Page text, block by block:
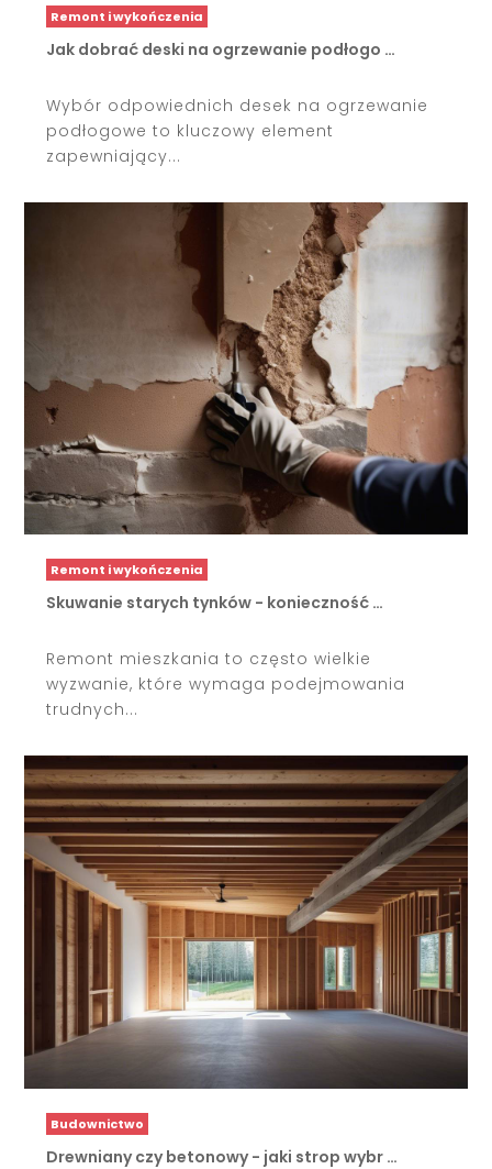
Remont i wykończenia
Jak dobrać deski na ogrzewanie podłogo …
Wybór odpowiednich desek na ogrzewanie
podłogowe to kluczowy element
zapewniający...
Remont i wykończenia
Skuwanie starych tynków - konieczność …
Remont mieszkania to często wielkie
wyzwanie, które wymaga podejmowania
trudnych...
Budownictwo
Drewniany czy betonowy - jaki strop wybr …